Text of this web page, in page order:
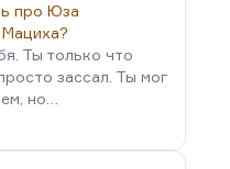
про Юза
Ты только что
зассал. Ты мог
но…